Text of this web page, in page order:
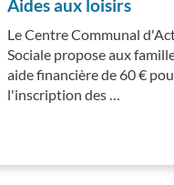
Aides aux loisirs
Le Centre Communal
Sociale propose aux
aide financière de 60 €
l'inscription des …